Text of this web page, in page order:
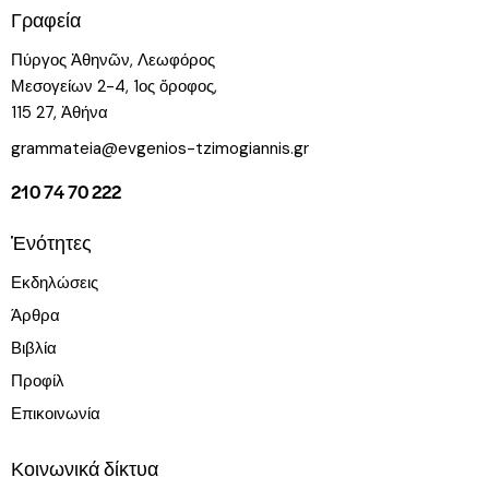
Γραφεία
Πύργος Ἀθηνῶν, Λεωφόρος
Μεσογείων 2-4, 1ος ὄροφος,
115 27, Ἀθήνα
grammateia@evgenios-tzimogiannis.gr
210 74 70 222
Ἑνότητες
Εκδηλώσεις
Άρθρα
Βιβλία
Προφίλ
Επικοινωνία
Κοινωνικά δίκτυα